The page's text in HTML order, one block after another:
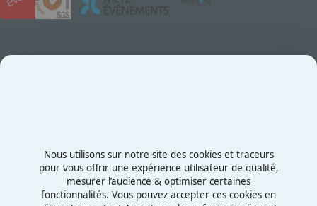
Rue de la Grange aux Bois
57070 - Metz
France
Nous utilisons sur notre site des cookies et traceurs
pour vous offrir une expérience utilisateur de qualité,
mesurer l’audience & optimiser certaines
fonctionnalités. Vous pouvez accepter ces cookies en